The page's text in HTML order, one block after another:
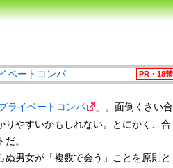
ライベートコンパ
」。面倒くさい合
やすいかもしれない。とにかく、合
。
男女が「複数で会う」ことを原則と